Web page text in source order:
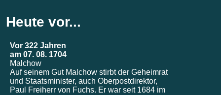
Heute vor...